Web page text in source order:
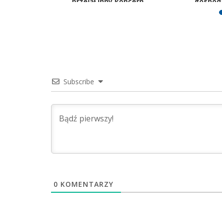
Subscribe
0 KOMENTARZY